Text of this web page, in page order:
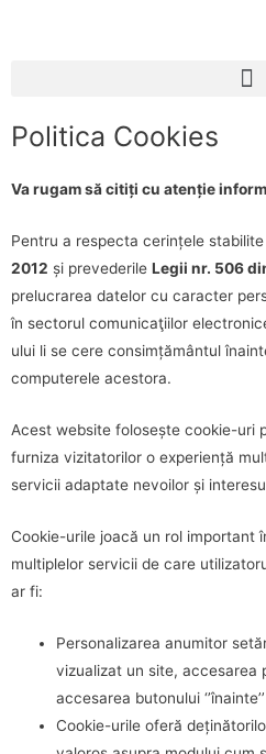
Politica Cookies
Va rugam să citiți cu atenție
Pentru a respecta cerințele stabilite
2012 și prevederile Legii nr. 506
prelucrarea datelor cu caracter
în sectorul comunicaţiilor
ului li se cere consimțământul
computerele acestora.
Acest website folosește cookie-uri
furniza vizitatorilor o experiență
servicii adaptate nevoilor și
Cookie-urile joacă un rol important
multiplelor servicii de care
ar fi:
Personalizarea anumitor
vizualizat un site, accesarea
accesarea butonului ‘’înainte’’
Cookie-urile oferă